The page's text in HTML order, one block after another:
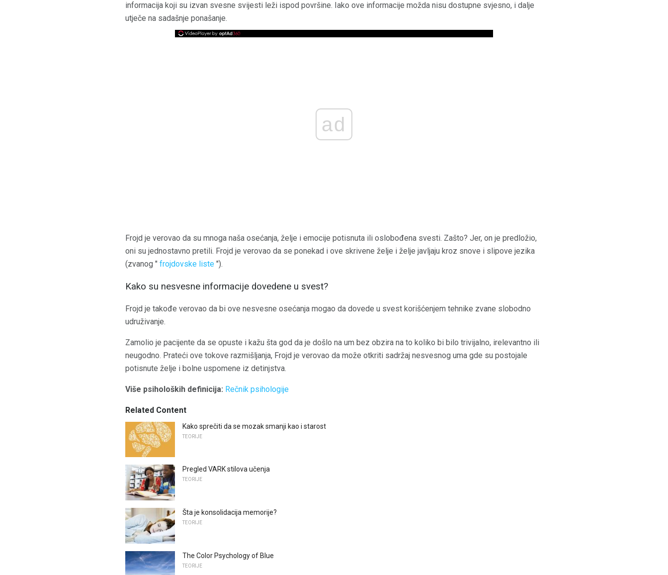
informacija koji su izvan svesne svijesti leži ispod površine. Iako ove informacije možda nisu dostupne svjesno, i dalje
utječe na sadašnje ponašanje.
ad
Frojd je verovao da su mnoga naša osećanja, želje i emocije potisnuta ili oslobođena svesti. Zašto? Jer, on je predložio,
oni su jednostavno pretili. Frojd je verovao da se ponekad i ove skrivene želje i želje javljaju kroz snove i slipove jezika
(zvanog " frojdovske liste ").
Kako su nesvesne informacije dovedene u svest?
Frojd je takođe verovao da bi ove nesvesne osećanja mogao da dovede u svest korišćenjem tehnike zvane slobodno
udruživanje.
Zamolio je pacijente da se opuste i kažu šta god da je došlo na um bez obzira na to koliko bi bilo trivijalno, irelevantno ili
neugodno. Prateći ove tokove razmišljanja, Frojd je verovao da može otkriti sadržaj nesvesnog uma gde su postojale
potisnute želje i bolne uspomene iz detinjstva.
Više psiholoških definicija: Rečnik psihologije
Related Content
Kako sprečiti da se mozak smanji kao i starost
TEORIJE
Pregled VARK stilova učenja
TEORIJE
Šta je konsolidacija memorije?
TEORIJE
The Color Psychology of Blue
TEORIJE